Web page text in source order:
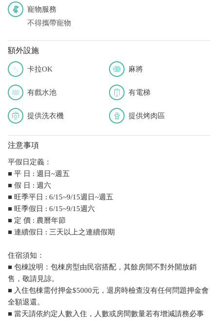
寵物服務
不得攜帶寵物
額外設施
卡拉OK 麻將
有戲水池 有電梯
提供洗衣機 提供烤肉區
注意事項
平假日定義：
■ 平 日 : 週日~週五
■ 假 日 : 週六
■ 旺季平日 : 6/15~9/15週日~週五
■ 旺季假日 : 6/15~9/15週六
■ 定 價 : 農曆年節
■ 連續假日 : 三天以上之連續假期
住宿須知：
■ 包棟說明：包棟房型由民宿搭配，其餘房間不對外開放銷
售，敬請見諒。
■ 入住包棟需付押金$5000元，退房時檢查沒有任何問題押金會
全額退還。
■ 當天請依約定人數入住，人數或房間數量若有增減請務必事